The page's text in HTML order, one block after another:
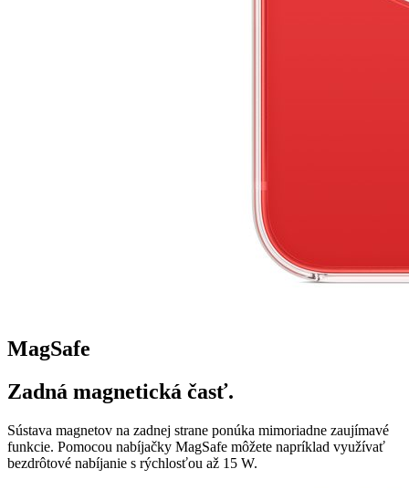
MagSafe
Zadná magnetická časť.
Sústava magnetov na zadnej strane ponúka mimoriadne zaujímavé
funkcie. Pomocou nabíjačky MagSafe môžete napríklad využívať
bezdrôtové nabíjanie s rýchlosťou až 15 W.